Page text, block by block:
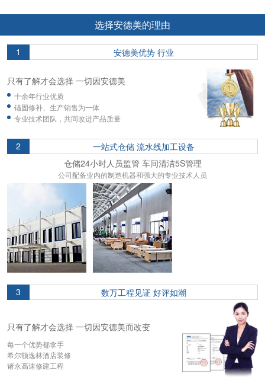
选择安德美的理由
1 安德美优势 行业
只有了解才会选择 一切因安德美
十余年行业优质
锚固修补、生产销售为一体
专业技术团队，共同改进产品质量
2
一站式仓储 流水线加工设备
仓储24小时人员监管 车间清洁5S管理
公司配备业内的制造机器和强大的专业技术人员
3 数万工程见证 好评如潮
只有了解才会选择 一切因安德美而改变
每一个优势都拿手
希尔顿逸林酒店装修
诸永高速修建工程